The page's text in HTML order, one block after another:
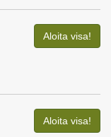
Aloita visa!
Aloita visa!